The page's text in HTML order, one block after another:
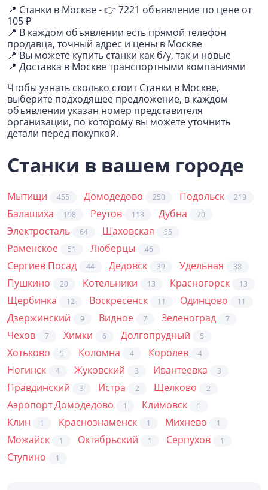
📍 Станки в Москве - 👉 7221 объявление по цене от
105 ₽
📍 В каждом объявлении есть прямой телефон
продавца, точный адрес и цены в Москве
📍 Вы можете купить станки как б/у, так и новые
📍 Доставка в Москве транспортными компаниями
Чтобы узнать сколько стоит Станки в Москве,
выберите подходящее предложение, в каждом
объявлении указан номер представителя
организации, по которому вы можете уточнить
детали перед покупкой.
Станки в вашем городе
Мытищи 455 Домодедово 250 Подольск 219
Балашиха 198 Реутов 113 Дубна 70
Электросталь 64 Шаховская 55
Раменское 51 Люберцы 46
Сергиев Посад 44 Дедовск 39 Удельная 38
Пушкино 20 Котельники 13 Красногорск 13
Щербинка 12 Воскресенск 11 Одинцово 11
Дзержинский 9 Видное 7 Зеленоград 7
Чехов 7 Химки 6 Долгопрудный 5
Хотьково 5 Коломна 4 Королев 4
Ногинск 4 Жуковский 3 Ивантеевка 3
Правдинский 3 Истра 2 Щелково 2
Аэропорт Домодедово 1 Климовск 1
Клин 1 Краснознаменск 1 Михнево 1
Можайск 1 Октябрьский 1 Серпухов 1
Ступино 1